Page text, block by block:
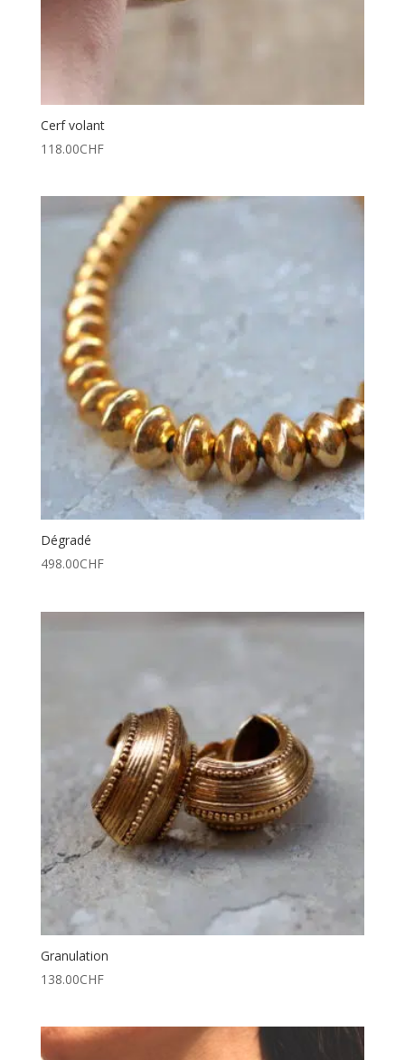
Cerf volant
118.00CHF
Dégradé
498.00CHF
Granulation
138.00CHF